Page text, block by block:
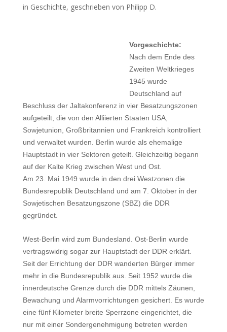
in Geschichte, geschrieben von Philipp D.
Vorgeschichte:
Nach dem Ende des
Zweiten Weltkrieges
1945 wurde
Deutschland auf
Beschluss der Jaltakonferenz in vier Besatzungszonen
aufgeteilt, die von den Alliierten Staaten USA,
Sowjetunion, Großbritannien und Frankreich kontrolliert
und verwaltet wurden. Berlin wurde als ehemalige
Hauptstadt in vier Sektoren geteilt. Gleichzeitig begann
auf der Kalte Krieg zwischen West und Ost.
Am 23. Mai 1949 wurde in den drei Westzonen die
Bundesrepublik Deutschland und am 7. Oktober in der
Sowjetischen Besatzungszone (SBZ) die DDR
gegründet.
West-Berlin wird zum Bundesland. Ost-Berlin wurde
vertragswidrig sogar zur Hauptstadt der DDR erklärt.
Seit der Errichtung der DDR wanderten Bürger immer
mehr in die Bundesrepublik aus. Seit 1952 wurde die
innerdeutsche Grenze durch die DDR mittels Zäunen,
Bewachung und Alarmvorrichtungen gesichert. Es wurde
eine fünf Kilometer breite Sperrzone eingerichtet, die
nur mit einer Sondergenehmigung betreten werden